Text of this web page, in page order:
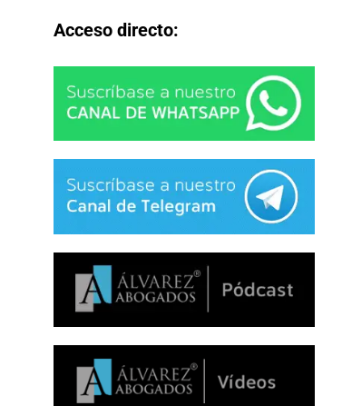
Acceso directo: